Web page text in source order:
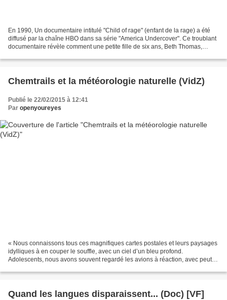
En 1990, Un documentaire intitulé "Child of rage" (enfant de la rage) a été
diffusé par la chaîne HBO dans sa série "America Undercover". Ce troublant
documentaire révèle comment une petite fille de six ans, Beth Thomas,
Chemtrails et la météorologie naturelle (VidZ)
Publié le 22/02/2015 à 12:41
Par openyoureyes
« Nous connaissons tous ces magnifiques cartes postales et leurs paysages
idylliques à en couper le souffle, avec un ciel d’un bleu profond.
Adolescents, nous avons souvent regardé les avions à réaction, avec peut-
Quand les langues disparaissent... (Doc) [VF]